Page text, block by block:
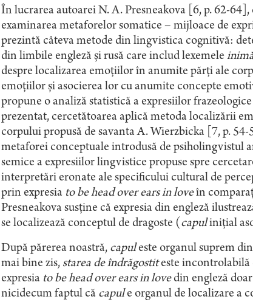
În lucrarea autoarei N. A. Presneakova [6, p. 62-
examinarea metaforelor somatice – mijloace de
prezintă câteva metode din lingvistica cognitivă:
din limbile engleză şi rusă care includ lexemele
despre localizarea emoţiilor în anumite părţi ale
emoţiilor şi asocierea lor cu anumite concepte
propune o analiză statistică a expresiilor
prezentat, cercetătoarea aplică metoda localizării
corpului propusă de savanta A. Wierzbicka [7, p.
metaforei conceptuale introdusă de psiholingvistul
semice a expresiilor lingvistice propuse spre
interpretări eronate ale specificului cultural de
prin expresia to be head over ears in loveîn
Presneakova susţine că expresia din engleză
se localizează conceptul de dragoste (capuliniţial
După părerea noastră, capuleste organul suprem
mai bine zis, starea de îndrăgostiteste incontrolabilă
expresia to be head over ears in lovedin engleză
nicidecum faptul că capule organul de localizare a